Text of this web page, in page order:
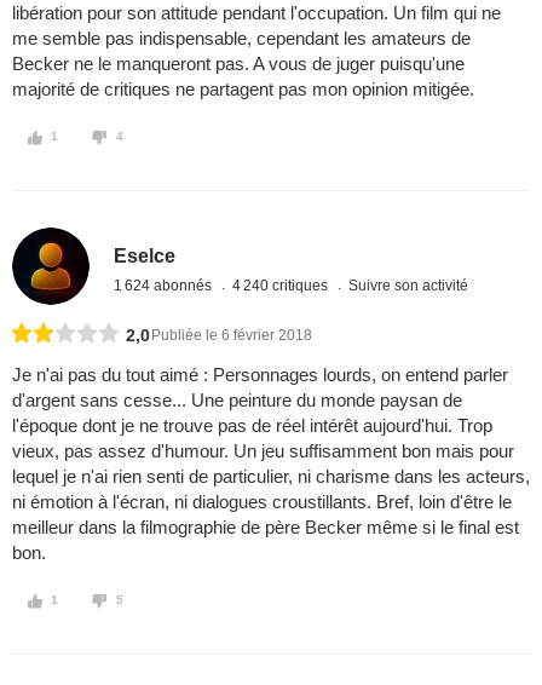
libération pour son attitude pendant l'occupation. Un film qui ne
me semble pas indispensable, cependant les amateurs de
Becker ne le manqueront pas. A vous de juger puisqu'une
majorité de critiques ne partagent pas mon opinion mitigée.
1 4
Eselce
1 624 abonnés 4 240 critiques Suivre son activité
2,0 Publiée le 6 février 2018
Je n'ai pas du tout aimé : Personnages lourds, on entend parler
d'argent sans cesse... Une peinture du monde paysan de
l'époque dont je ne trouve pas de réel intérêt aujourd'hui. Trop
vieux, pas assez d'humour. Un jeu suffisamment bon mais pour
lequel je n'ai rien senti de particulier, ni charisme dans les acteurs,
ni émotion à l'écran, ni dialogues croustillants. Bref, loin d'être le
meilleur dans la filmographie de père Becker même si le final est
bon.
1 5